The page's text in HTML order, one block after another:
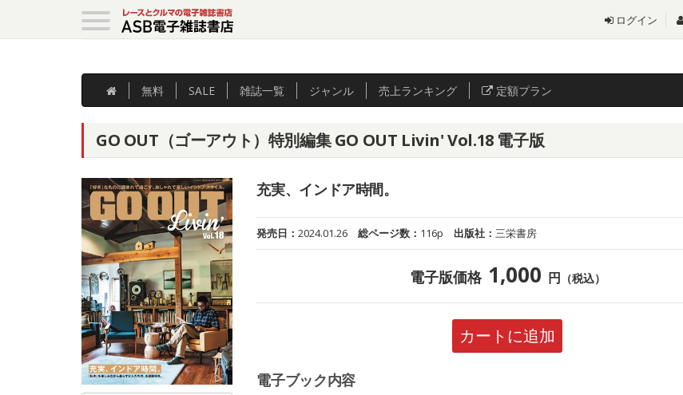
ログイン
無料 SALE 雑誌一覧 ジャンル 売上ランキング 定額プラン
GO OUT（ゴーアウト）特別編集 GO OUT Livin' Vol.18 電子版
充実、インドア時間。
発売日：2024.01.26 総ページ数： 116p 出版社：三栄書房
電子版価格 1,000 円 （税込）
カートに追加
電子ブック内容